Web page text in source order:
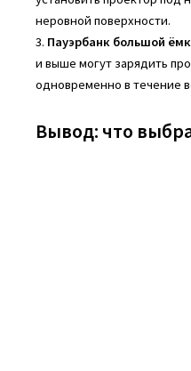
неровной поверхности.
3. Пауэрбанк большой
и выше могут зарядить
одновременно в течение
Вывод: что